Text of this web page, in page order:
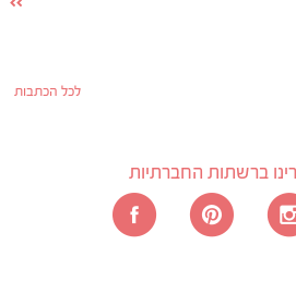
לכל הכתבות
ברשתות החברתיות